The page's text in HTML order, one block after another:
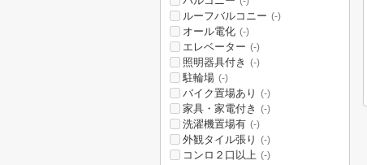
ルーフバルコニー (-)
オール電化 (-)
エレベーター (-)
照明器具付き (-)
駐輪場 (-)
バイク置場あり (-)
家具・家電付き (-)
洗濯機置場有 (-)
外観タイル張り (-)
コンロ２口以上 (-)